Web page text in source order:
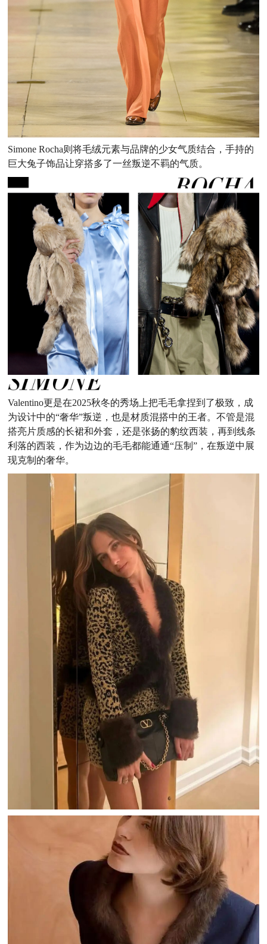
Simone Rocha则将毛绒元素与品牌的少女气质结合，手持的
巨大兔子饰品让穿搭多了一丝叛逆不羁的气质。
Valentino更是在2025秋冬的秀场上把毛毛拿捏到了极致，成
为设计中的“奢华”叛逆，也是材质混搭中的王者。不管是混
搭亮片质感的长裙和外套，还是张扬的豹纹西装，再到线条
利落的西装，作为边边的毛毛都能通通“压制”，在叛逆中展
现克制的奢华。